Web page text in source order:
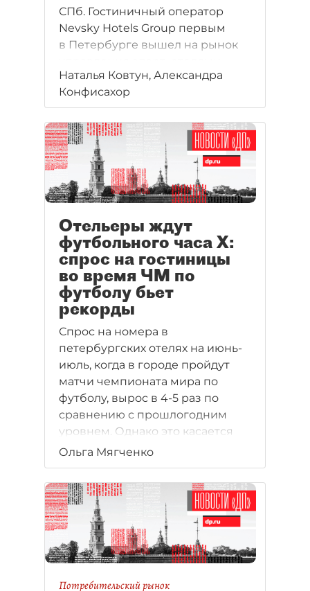
СПб. Гостиничный оператор
Nevsky Hotels Group первым
в Петербурге вышел на рынок
За последний год спрос
в данном сегменте вырос в 3,5
раза.
Наталья Ковтун, Александра
Конфисахор
Отельеры ждут
футбольного часа Х:
спрос на гостиницы
во время ЧМ по
футболу бьет
рекорды
Спрос на номера в
петербургских отелях на июнь-
июль, когда в городе пройдут
матчи чемпионата мира по
футболу, вырос в 4-5 раз по
сравнению с прошлогодним
уровнем. Однако это касается
только тех гостиниц, которые
самостоятельно продают свои
номера. А вот отельеры,
заключившие соглашения с
"Матч аккомодейшн" на
размещение официальных
делегаций, разочарованы.
Ольга Мягченко
Потребительский рынок